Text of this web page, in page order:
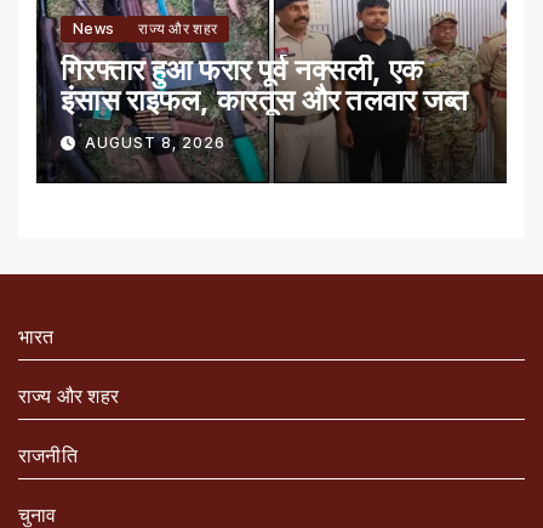
News राज्य और शहर
गिरफ्तार हुआ फरार पूर्व नक्सली, एक
इंसास राइफल, कारतूस और तलवार जब्त
AUGUST 8, 2026
भारत
राज्य और शहर
राजनीति
चुनाव